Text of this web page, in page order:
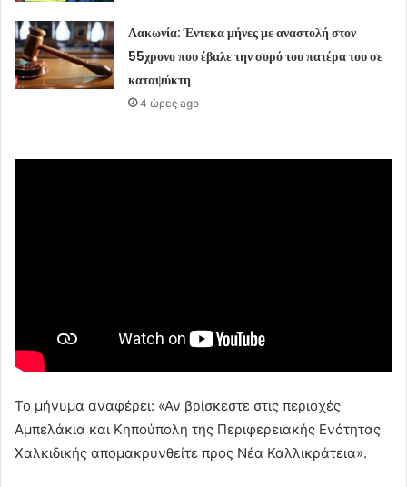
Λακωνία: Έντεκα μήνες με αναστολή στον
55χρονο που έβαλε την σορό του πατέρα του σε
καταψύκτη
4 ώρες ago
Το μήνυμα αναφέρει: «Αν βρίσκεστε στις περιοχές
Αμπελάκια και Κηπούπολη της Περιφερειακής Ενότητας
Χαλκιδικής απομακρυνθείτε προς Νέα Καλλικράτεια».